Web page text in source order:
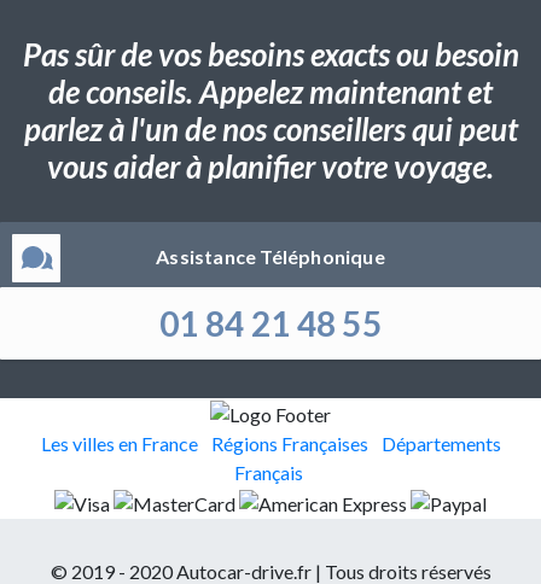
Pas sûr de vos besoins exacts ou besoin
de conseils. Appelez maintenant et
parlez à l'un de nos conseillers qui peut
vous aider à planifier votre voyage.
Assistance Téléphonique
01 84 21 48 55
Les villes en France Régions Françaises
Départements
Français
© 2019 - 2020 Autocar-drive.fr | Tous droits réservés